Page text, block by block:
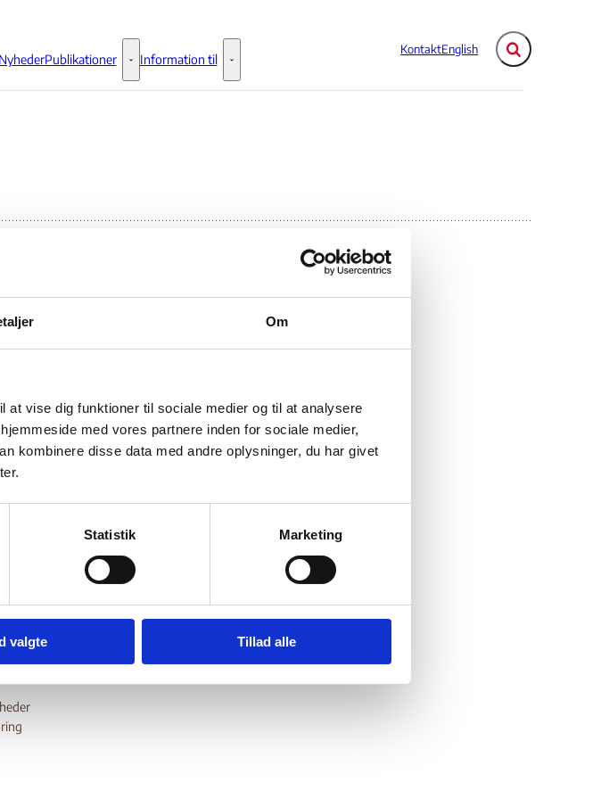
Om
vise dig funktioner til sociale medier og til at analysere
med vores partnere inden for sociale medier,
kombinere disse data med andre oplysninger, du har givet
Statistik Marketing
valgte Tillad alle
KontaktEnglish Fold søgefelt ud
Publikationer Publikationer - Flere links
Information til Information til - Flere links
Note
British Home Office Country of Origin
om de asylmotiver, der
af eller tilknytning til National
i landet samt fængselsforhold.
burundiske statsborgere. Under